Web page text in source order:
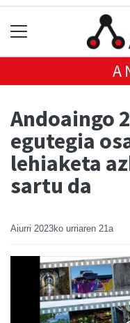
Andoaingo
egutegia
lehiaketa
sartu da
Aiurri 2023ko urriaren 21a